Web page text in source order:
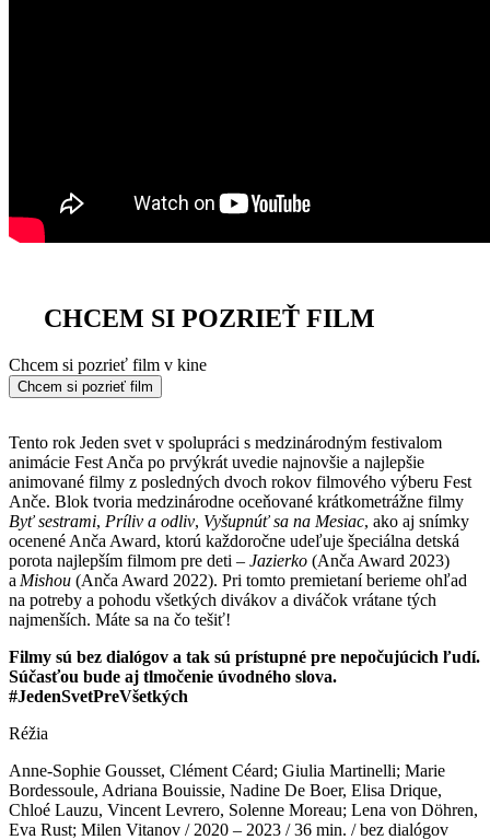
CHCEM SI POZRIEŤ FILM
Chcem si pozrieť film v kine
Chcem si pozrieť film
Tento rok Jeden svet v spolupráci s medzinárodným festivalom
animácie Fest Anča po prvýkrát uvedie najnovšie a najlepšie
animované filmy z posledných dvoch rokov filmového výberu Fest
Anče. Blok tvoria medzinárodne oceňované krátkometrážne filmy
Byť sestrami, Príliv a odliv, Vyšupnúť sa na Mesiac, ako aj snímky
ocenené Anča Award, ktorú každoročne udeľuje špeciálna detská
porota najlepším filmom pre deti – Jazierko (Anča Award 2023)
a Mishou (Anča Award 2022). Pri tomto premietaní berieme ohľad
na potreby a pohodu všetkých divákov a diváčok vrátane tých
najmenších. Máte sa na čo tešiť!
Filmy sú bez dialógov a tak sú prístupné pre nepočujúcich ľudí.
Súčasťou bude aj tlmočenie úvodného slova.
#JedenSvetPreVšetkých
Réžia
Anne-Sophie Gousset, Clément Céard; Giulia Martinelli; Marie
Bordessoule, Adriana Bouissie, Nadine De Boer, Elisa Drique,
Chloé Lauzu, Vincent Levrero, Solenne Moreau; Lena von Döhren,
Eva Rust; Milen Vitanov / 2020 – 2023 / 36 min. / bez dialógov